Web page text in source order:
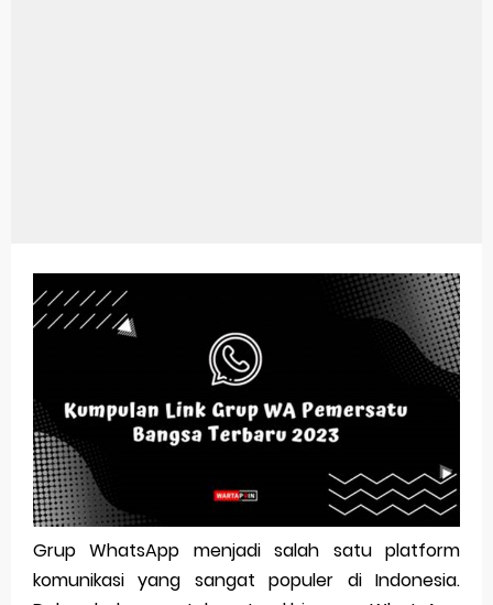
Bitcoin Miner Android: Apa Itu Dan Bagaimana Cara Menggunakannya
Pp Wa Couple Pasangan: Cara Terbaik Untuk Menjaga Hubungan
Cara Mengecek Windows Ori
Simpan Profil Ig Dengan Mudah
Aplikasi Togel Android: Solusi Praktis Untuk Pecinta Togel
Siap Video Call, tapi Download Aplikasinya Dulu, Abangku
Saturday, 8 August
Grup WhatsApp menjadi salah satu platform
komunikasi yang sangat populer di Indonesia.